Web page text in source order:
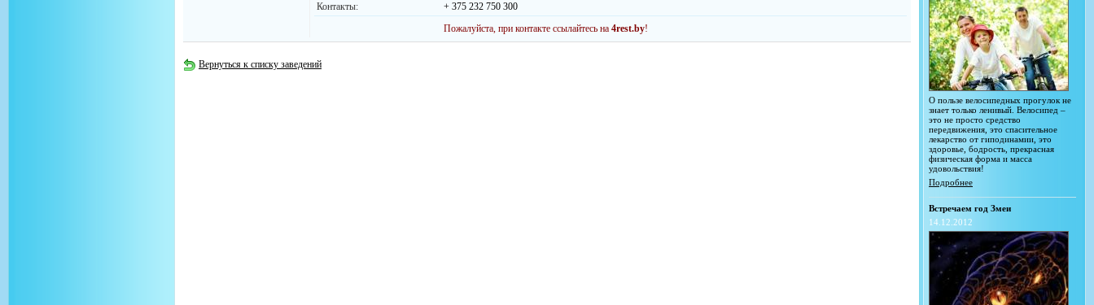
Контакты:
+ 375 232 750 300
Пожалуйста, при контакте ссылайтесь на 4rest.by!
Вернуться к списку заведений
О пользе велосипедных прогулок не
знает только ленивый. Велосипед –
это не просто средство
передвижения, это спасительное
лекарство от гиподинамии, это
здоровье, бодрость, прекрасная
физическая форма и масса
удовольствия!
Подробнее
Встречаем год Змеи
14.12.2012